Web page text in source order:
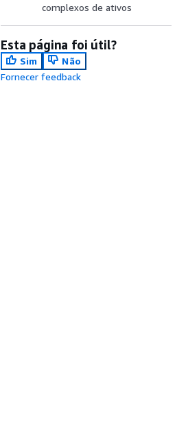
complexos de ativos
Esta página foi útil?
Sim
Não
Fornecer feedback